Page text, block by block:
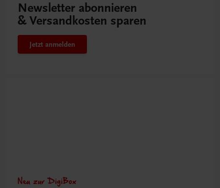
Newsletter abonnieren
& Versandkosten sparen
Jetzt anmelden
Neu zur DigiBox